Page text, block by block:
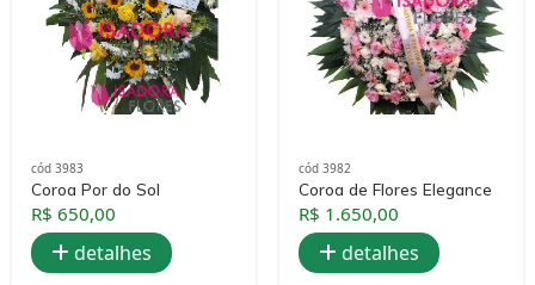
cód 3983
Coroa Por do Sol
R$ 650,00
detalhes
cód 3982
Coroa de Flores Elegance
R$ 1.650,00
detalhes